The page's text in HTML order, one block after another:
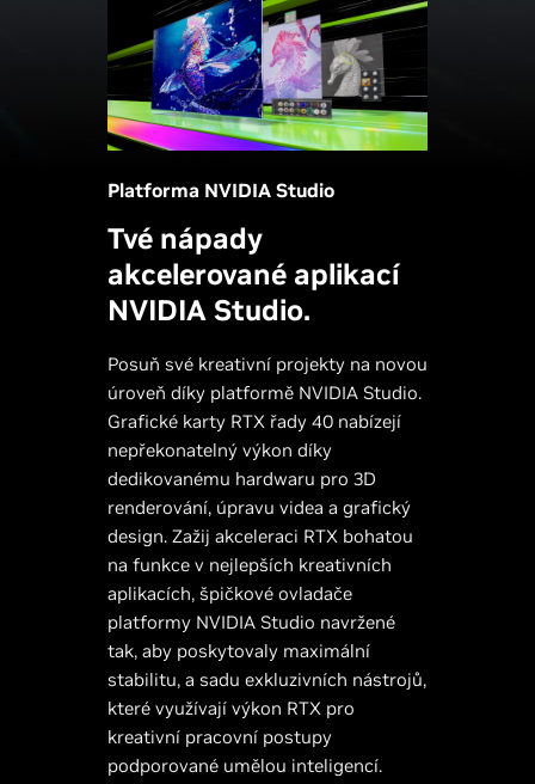
Platforma NVIDIA Studio
Tvé nápady
akcelerované aplikací
NVIDIA Studio.
Posuň své kreativní projekty na novou
úroveň díky platformě NVIDIA Studio.
Grafické karty RTX řady 40 nabízejí
nepřekonatelný výkon díky
dedikovanému hardwaru pro 3D
renderování, úpravu videa a grafický
design. Zažij akceleraci RTX bohatou
na funkce v nejlepších kreativních
aplikacích, špičkové ovladače
platformy NVIDIA Studio navržené
tak, aby poskytovaly maximální
stabilitu, a sadu exkluzivních nástrojů,
které využívají výkon RTX pro
kreativní pracovní postupy
podporované umělou inteligencí.